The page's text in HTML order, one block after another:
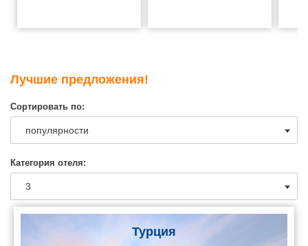
Лучшие предложения!
Сортировать по:
Категория отеля:
Турция